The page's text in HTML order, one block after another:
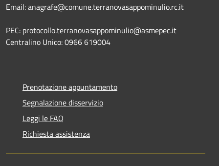
Email: anagrafe@comune.terranovasappominulio.rc.it
PEC: protocollo.terranovasappominulio@asmepec.it
Centralino Unico: 0966 619004
Prenotazione appuntamento
Segnalazione disservizio
Leggi le FAQ
Richiesta assistenza